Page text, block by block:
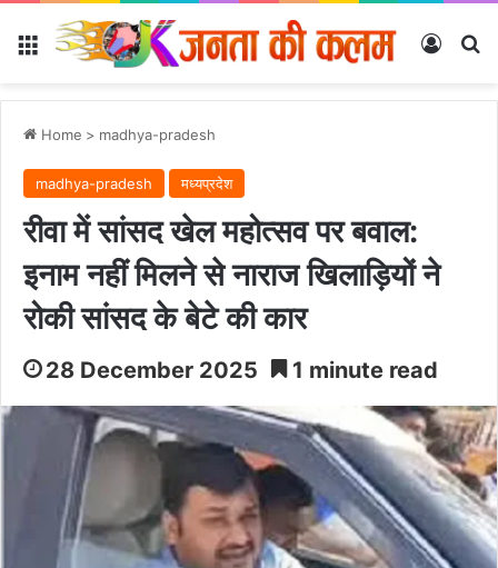
Menu Log In
Home > madhya-pradesh
madhya-pradesh मध्यप्रदेश
रीवा में सांसद खेल महोत्सव पर बवाल:
इनाम नहीं मिलने से नाराज खिलाड़ियों ने
रोकी सांसद के बेटे की कार
28 December 2025 1 minute read